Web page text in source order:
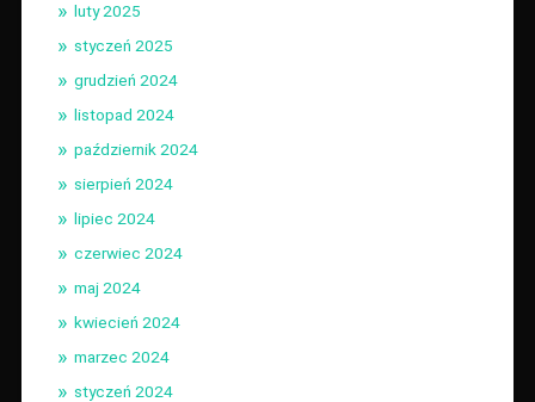
luty 2025
styczeń 2025
grudzień 2024
listopad 2024
październik 2024
sierpień 2024
lipiec 2024
czerwiec 2024
maj 2024
kwiecień 2024
marzec 2024
styczeń 2024